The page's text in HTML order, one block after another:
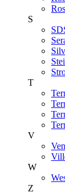
S
T
V
W
Z